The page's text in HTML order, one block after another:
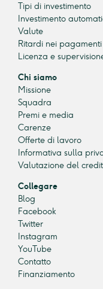
Tipi di investimento
Investimento
Valute
Ritardi nei pagamenti
Licenza e
Chi siamo
Missione
Squadra
Premi e media
Carenze
Offerte di lavoro
Informativa sulla
Valutazione del
Collegare
Blog
Facebook
Twitter
Instagram
YouTube
Contatto
Finanziamento